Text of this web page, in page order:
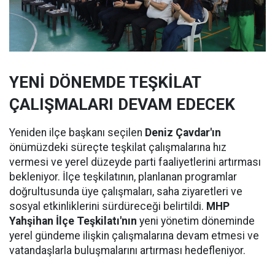
YENİ DÖNEMDE TEŞKİLAT
ÇALIŞMALARI DEVAM EDECEK
Yeniden ilçe başkanı seçilen Deniz Çavdar'ın
önümüzdeki süreçte teşkilat çalışmalarına hız
vermesi ve yerel düzeyde parti faaliyetlerini artırması
bekleniyor. İlçe teşkilatının, planlanan programlar
doğrultusunda üye çalışmaları, saha ziyaretleri ve
sosyal etkinliklerini sürdüreceği belirtildi. MHP
Yahşihan İlçe Teşkilatı'nın yeni yönetim döneminde
yerel gündeme ilişkin çalışmalarına devam etmesi ve
vatandaşlarla buluşmalarını artırması hedefleniyor.